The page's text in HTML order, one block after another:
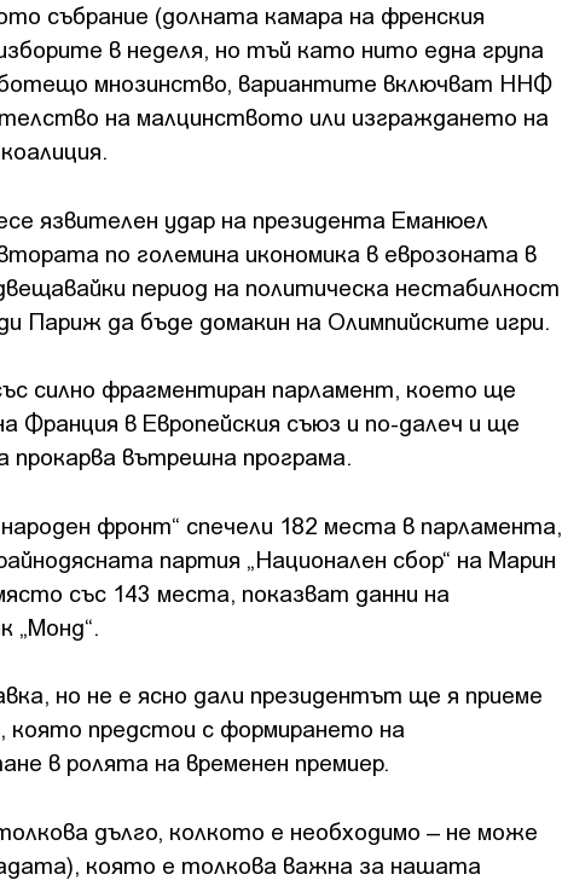
събрание (долната камара на френския
в неделя, но тъй като нито една група
мнозинство, вариантите включват ННФ
на малцинството или изграждането на
язвителен удар на президента Еманюел
по големина икономика в еврозоната в
период на политическа нестабилност
Париж да бъде домакин на Олимпийските игри.
силно фрагментиран парламент, което ще
Франция в Европейския съюз и по-далеч и ще
прокарва вътрешна програма.
фронт“ спечели 182 места в парламента,
партия „Национален сбор“ на Марин
със 143 места, показват данни на
„Монд“.
но не е ясно дали президентът ще я приеме
която предстои с формирането на
в ролята на временен премиер.
дълго, колкото е необходимо – не може
която е толкова важна за нашата